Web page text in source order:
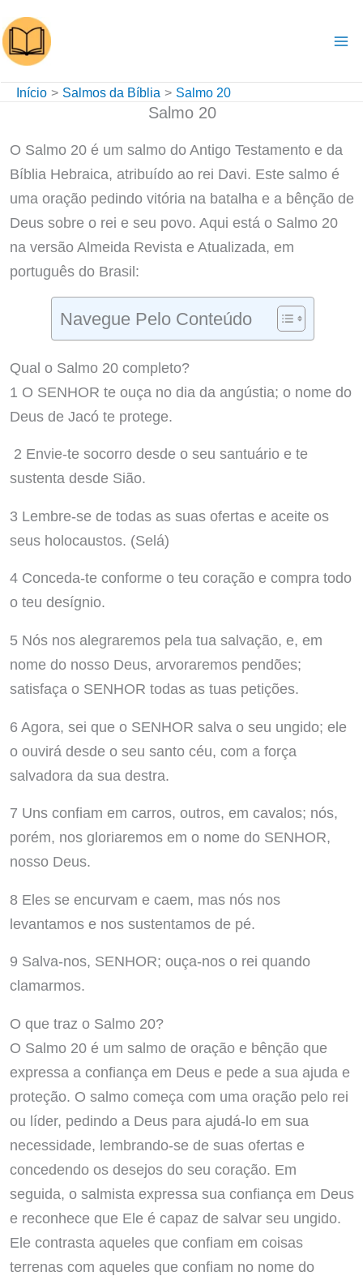
para
o
conteúdo
Início Salmos da Bíblia Salmo 20
Salmo 20
O Salmo 20 é um salmo do Antigo Testamento e da
Bíblia Hebraica, atribuído ao rei Davi. Este salmo é
uma oração pedindo vitória na batalha e a bênção de
Deus sobre o rei e seu povo. Aqui está o Salmo 20
na versão Almeida Revista e Atualizada, em
português do Brasil:
Navegue Pelo Conteúdo
Qual o Salmo 20 completo?
1 O SENHOR te ouça no dia da angústia; o nome do
Deus de Jacó te protege.
2 Envie-te socorro desde o seu santuário e te
sustenta desde Sião.
3 Lembre-se de todas as suas ofertas e aceite os
seus holocaustos. (Selá)
4 Conceda-te conforme o teu coração e compra todo
o teu desígnio.
5 Nós nos alegraremos pela tua salvação, e, em
nome do nosso Deus, arvoraremos pendões;
satisfaça o SENHOR todas as tuas petições.
6 Agora, sei que o SENHOR salva o seu ungido; ele
o ouvirá desde o seu santo céu, com a força
salvadora da sua destra.
7 Uns confiam em carros, outros, em cavalos; nós,
porém, nos gloriaremos em o nome do SENHOR,
nosso Deus.
8 Eles se encurvam e caem, mas nós nos
levantamos e nos sustentamos de pé.
9 Salva-nos, SENHOR; ouça-nos o rei quando
clamarmos.
O que traz o Salmo 20?
O Salmo 20 é um salmo de oração e bênção que
expressa a confiança em Deus e pede a sua ajuda e
proteção. O salmo começa com uma oração pelo rei
ou líder, pedindo a Deus para ajudá-lo em sua
necessidade, lembrando-se de suas ofertas e
concedendo os desejos do seu coração. Em
seguida, o salmista expressa sua confiança em Deus
e reconhece que Ele é capaz de salvar seu ungido.
Ele contrasta aqueles que confiam em coisas
terrenas com aqueles que confiam no nome do